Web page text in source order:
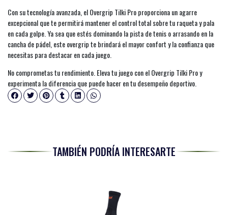
Con su tecnología avanzada, el Overgrip Tilki Pro proporciona un agarre
excepcional que te permitirá mantener el control total sobre tu raqueta y pala
en cada golpe. Ya sea que estés dominando la pista de tenis o arrasando en la
cancha de pádel, este overgrip te brindará el mayor confort y la confianza que
necesitas para destacar en cada juego.
No comprometas tu rendimiento. Eleva tu juego con el Overgrip Tilki Pro y
experimenta la diferencia que puede hacer en tu desempeño deportivo.
TAMBIÉN PODRÍA INTERESARTE